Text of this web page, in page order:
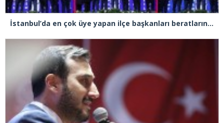
İstanbul’da en çok üye yapan ilçe başkanları beratlarını Cumhurbaşkanı Erdoğan’ın elinden aldı